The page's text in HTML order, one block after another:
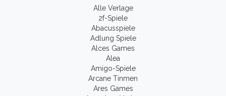
Alle Verlage
2f-Spiele
Abacusspiele
Adlung Spiele
Alces Games
Alea
Amigo-Spiele
Arcane Tinmen
Ares Games